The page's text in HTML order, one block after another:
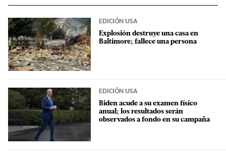
EDICIÓN USA
Explosión destruye una casa en
Baltimore; fallece una persona
EDICIÓN USA
Biden acude a su examen físico
anual; los resultados serán
observados a fondo en su campaña